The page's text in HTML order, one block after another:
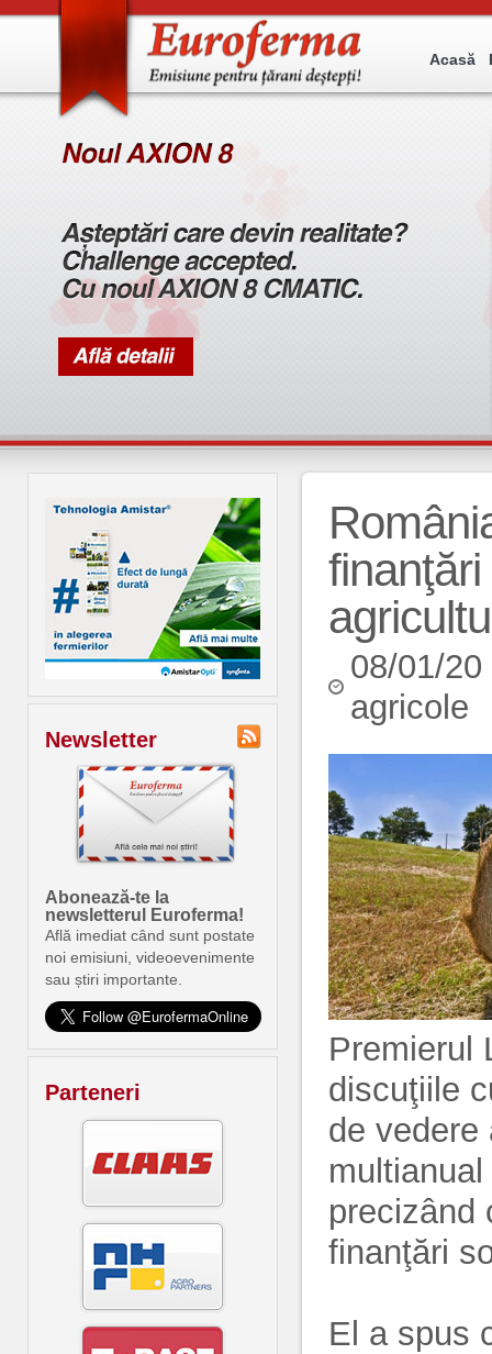
Acasă
Newsletter
Abonează-te la
newsletterul Euroferma!
Află imediat când sunt postate
noi emisiuni, videoevenimente
sau știri importante.
Parteneri
08/01/
agricole
Premierul
discuţiile
de vedere
precizând
finanţări
El a spus